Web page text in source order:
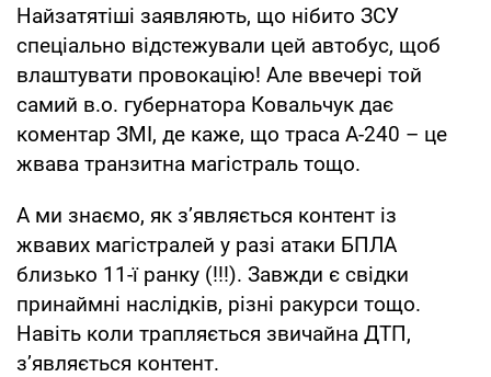
Найзатятіші заявляють, що нібито ЗСУ
спеціально відстежували цей автобус, щоб
влаштувати провокацію! Але ввечері той
самий в.о. губернатора Ковальчук дає
коментар ЗМІ, де каже, що траса А-240 – це
жвава транзитна магістраль тощо.
А ми знаємо, як з’являється контент із
жвавих магістралей у разі атаки БПЛА
близько 11-ї ранку (!!!). Завжди є свідки
принаймні наслідків, різні ракурси тощо.
Навіть коли трапляється звичайна ДТП,
з’являється контент.